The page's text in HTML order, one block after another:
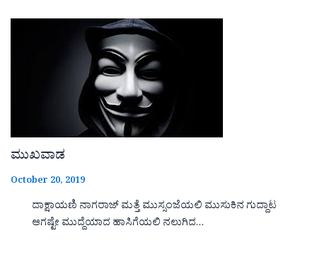
ಮುಖವಾಡ
October 20, 2019
ದಾಕ್ಷಾಯಣಿ ನಾಗರಾಜ್ ಮತ್ತೆ ಮುಸ್ಸಂಜೆಯಲಿ ಮುಸುಕಿನ ಗುದ್ದಾಟ
ಆಗಷ್ಟೇ ಮುದ್ದೆಯಾದ ಹಾಸಿಗೆಯಲಿ ನಲುಗಿದ…